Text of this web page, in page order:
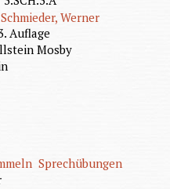
Schmieder, Werner
Auflage
Mosby
Sprechübungen